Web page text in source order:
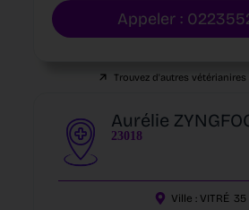
Appeler :
Trouvez d'autres vétérianires
Aurélie
23018
Ville : VITRÉ 35